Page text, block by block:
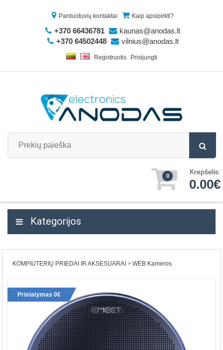
Parduotuvių kontaktai Kaip apsipirkti?
+370 66436781
kaunas@anodas.lt
+370 64502448
vilnius@anodas.lt
Registruotis Prisijungti
0 Krepšelis:
0.00€
Kategorijos
KOMPIUTERIŲ PRIEDAI IR AKSESUARAI WEB Kameros
Pristatymas 0€